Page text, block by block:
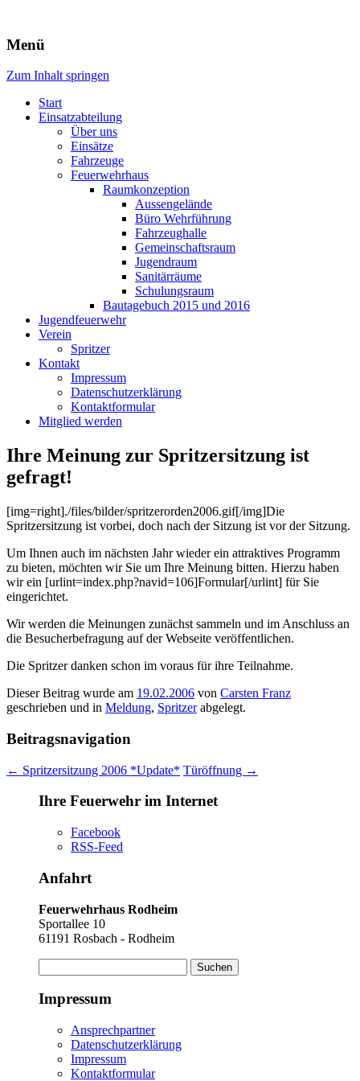
Freiwillige Feuerwehr Rodheim
v.d.H.
Menü
Zum Inhalt springen
Start
Einsatzabteilung
Über uns
Einsätze
Fahrzeuge
Feuerwehrhaus
Raumkonzeption
Aussengelände
Büro Wehrführung
Fahrzeughalle
Gemeinschaftsraum
Jugendraum
Sanitärräume
Schulungsraum
Bautagebuch 2015 und 2016
Jugendfeuerwehr
Verein
Spritzer
Kontakt
Impressum
Datenschutzerklärung
Kontaktformular
Mitglied werden
Ihre Meinung zur Spritzersitzung ist
gefragt!
[img=right]./files/bilder/spritzerorden2006.gif[/img]Die
Spritzersitzung ist vorbei, doch nach der Sitzung ist vor der Sitzung.
Um Ihnen auch im nächsten Jahr wieder ein attraktives Programm
zu bieten, möchten wir Sie um Ihre Meinung bitten. Hierzu haben
wir ein [urlint=index.php?navid=106]Formular[/urlint] für Sie
eingerichtet.
Wir werden die Meinungen zunächst sammeln und im Anschluss an
die Besucherbefragung auf der Webseite veröffentlichen.
Die Spritzer danken schon im voraus für ihre Teilnahme.
Dieser Beitrag wurde am 19.02.2006 von Carsten Franz
geschrieben und in Meldung, Spritzerabgelegt.
Beitragsnavigation
← Spritzersitzung 2006 *Update* Türöffnung →
Ihre Feuerwehr im Internet
Facebook
RSS-Feed
Anfahrt
Feuerwehrhaus Rodheim
Sportallee 10
61191 Rosbach - Rodheim
nach:
Impressum
Ansprechpartner
Datenschutzerklärung
Impressum
Kontaktformular